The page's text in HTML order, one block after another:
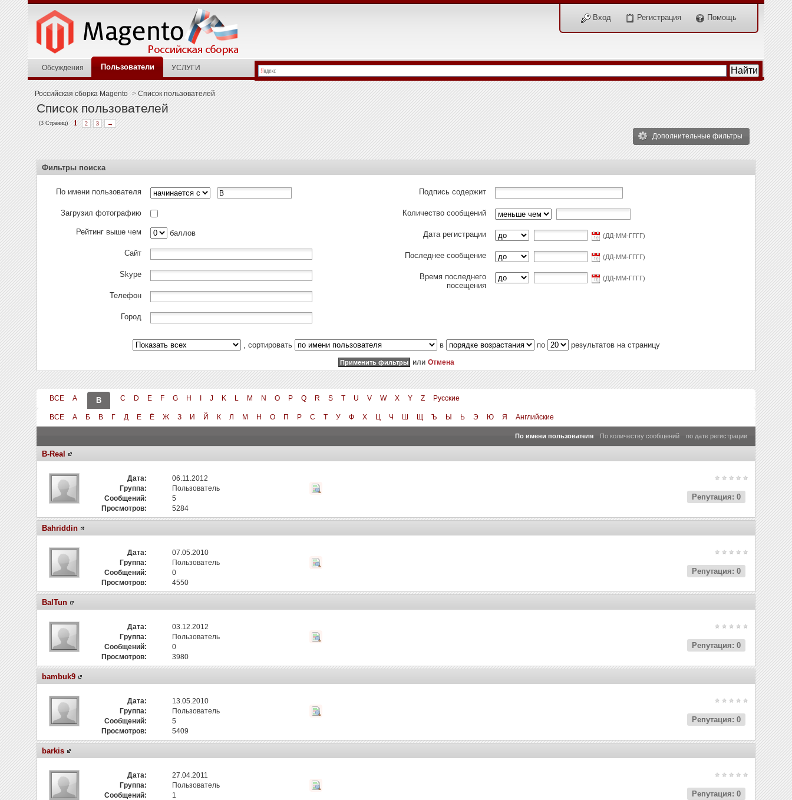
Вход Регистрация Помощь
Обсуждения Пользователи УСЛУГИ
Российская сборка Magento > Список пользователей
Список пользователей
(3 Страниц) 1 2 3 →
Дополнительные фильтры
Фильтры поиска
По имени пользователя
Загрузил фотографию
Рейтинг выше чем баллов
Сайт
Skype
Телефон
Город
Подпись содержит
Количество сообщений
Дата регистрации (ДД-ММ-ГГГГ)
Последнее сообщение (ДД-ММ-ГГГГ)
Время последнего
посещения
(ДД-ММ-ГГГГ)
, сортировать в по
результатов на страницу
или Отмена
ВСЕ A B C D E F G H J K M N O P Q R S T U V W X Y Z Русские
ВСЕ А Б В Г Д Е Ё Ж З И Й К Л М Н О П Р С Т У Ф Х Ч Ъ Ы Ь Э Ю Я Английские
По имени пользователя По количеству сообщений по дате регистрации
B-Real
Дата:
06.11.2012
Группа:
Пользователь
Сообщений:
5
Просмотров:
5284
Репутация: 0
Bahriddin
Дата:
07.05.2010
Группа:
Пользователь
Сообщений:
0
Просмотров:
4550
Репутация: 0
BalTun
Дата:
03.12.2012
Группа:
Пользователь
Сообщений:
0
Просмотров:
3980
Репутация: 0
bambuk9
Дата:
13.05.2010
Группа:
Пользователь
Сообщений:
5
Просмотров:
5409
Репутация: 0
barkis
Дата:
27.04.2011
Группа:
Пользователь
Сообщений:
1
Репутация: 0